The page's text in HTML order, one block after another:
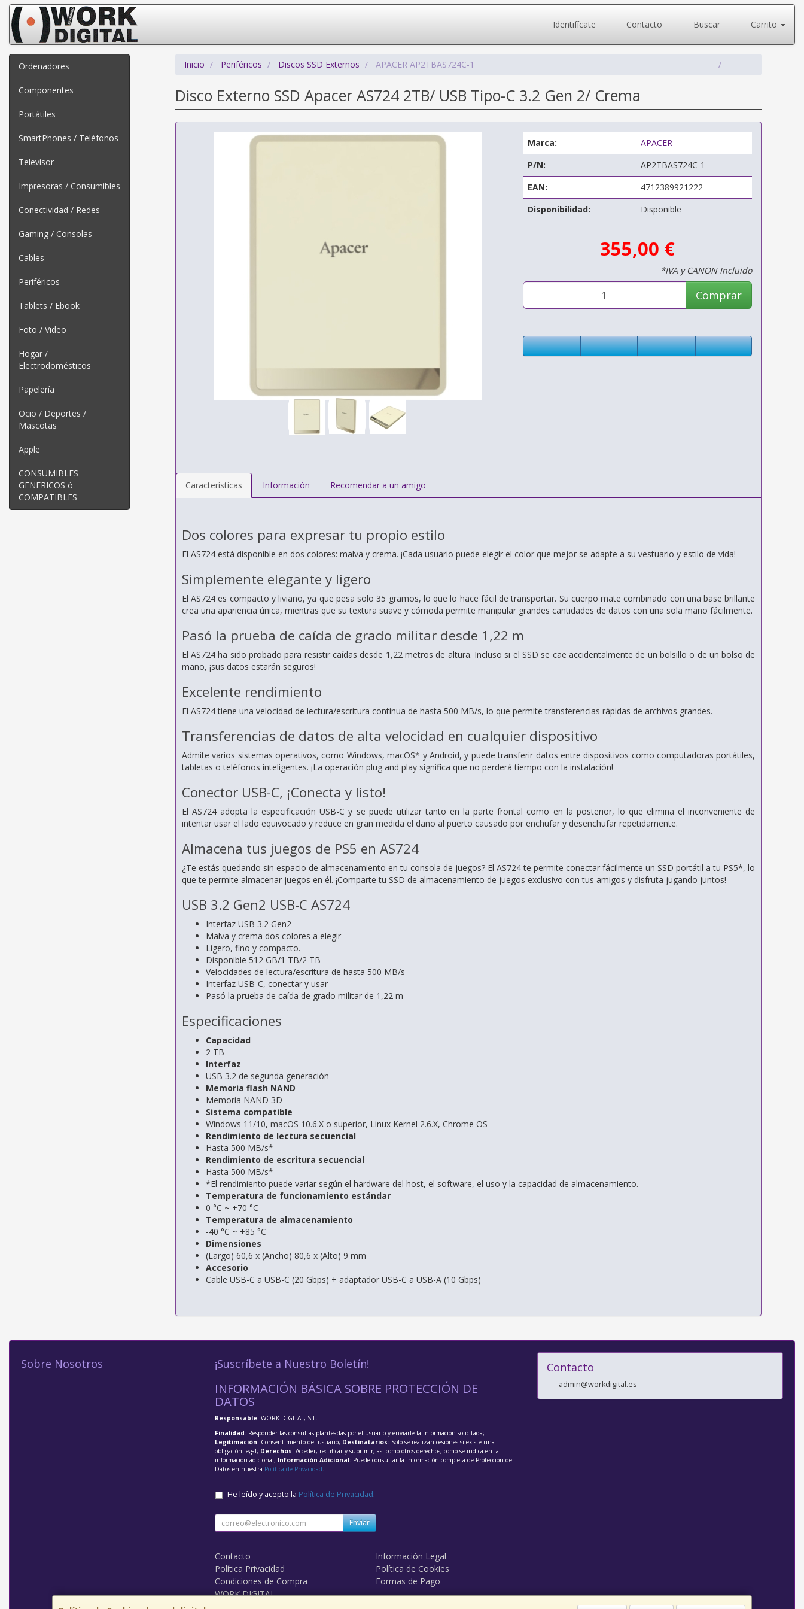
Identifícate Contacto Buscar Carrito
Ordenadores
Componentes
Portátiles
SmartPhones / Teléfonos
Televisor
Impresoras / Consumibles
Conectividad / Redes
Gaming / Consolas
Cables
Periféricos
Tablets / Ebook
Foto / Video
Hogar /
Electrodomésticos
Papelería
Ocio / Deportes /
Mascotas
Apple
CONSUMIBLES
GENERICOS ó
COMPATIBLES
Inicio Periféricos Discos SSD Externos APACER AP2TBAS724C-1
Disco Externo SSD Apacer AS724 2TB/ USB Tipo-C 3.2 Gen 2/ Crema
Marca:
APACER
P/N:
AP2TBAS724C-1
EAN:
4712389921222
Disponibilidad:
Disponible
355,00 €
*IVA y CANON Incluido
Comprar
Características Información Recomendar a un amigo
Dos colores para expresar tu propio estilo
El AS724 está disponible en dos colores: malva y crema. ¡Cada usuario puede elegir el color que mejor se adapte a su vestuario y estilo de vida!
Simplemente elegante y ligero
El AS724 es compacto y liviano, ya que pesa solo 35 gramos, lo que lo hace fácil de transportar. Su cuerpo mate combinado con una base brillante
crea una apariencia única, mientras que su textura suave y cómoda permite manipular grandes cantidades de datos con una sola mano fácilmente.
Pasó la prueba de caída de grado militar desde 1,22 m
El AS724 ha sido probado para resistir caídas desde 1,22 metros de altura. Incluso si el SSD se cae accidentalmente de un bolsillo o de un bolso de
mano, ¡sus datos estarán seguros!
Excelente rendimiento
El AS724 tiene una velocidad de lectura/escritura continua de hasta 500 MB/s, lo que permite transferencias rápidas de archivos grandes.
Transferencias de datos de alta velocidad en cualquier dispositivo
Admite varios sistemas operativos, como Windows, macOS* y Android, y puede transferir datos entre dispositivos como computadoras portátiles,
tabletas o teléfonos inteligentes. ¡La operación plug and play significa que no perderá tiempo con la instalación!
Conector USB-C, ¡Conecta y listo!
El AS724 adopta la especificación USB-C y se puede utilizar tanto en la parte frontal como en la posterior, lo que elimina el inconveniente de
intentar usar el lado equivocado y reduce en gran medida el daño al puerto causado por enchufar y desenchufar repetidamente.
Almacena tus juegos de PS5 en AS724
¿Te estás quedando sin espacio de almacenamiento en tu consola de juegos? El AS724 te permite conectar fácilmente un SSD portátil a tu PS5*, lo
que te permite almacenar juegos en él. ¡Comparte tu SSD de almacenamiento de juegos exclusivo con tus amigos y disfruta jugando juntos!
USB 3.2 Gen2 USB-C AS724
Interfaz USB 3.2 Gen2
Malva y crema dos colores a elegir
Ligero, fino y compacto.
Disponible 512 GB/1 TB/2 TB
Velocidades de lectura/escritura de hasta 500 MB/s
Interfaz USB-C, conectar y usar
Pasó la prueba de caída de grado militar de 1,22 m
Especificaciones
Capacidad
2 TB
Interfaz
USB 3.2 de segunda generación
Memoria flash NAND
Memoria NAND 3D
Sistema compatible
Windows 11/10, macOS 10.6.X o superior, Linux Kernel 2.6.X, Chrome OS
Rendimiento de lectura secuencial
Hasta 500 MB/s*
Rendimiento de escritura secuencial
Hasta 500 MB/s*
*El rendimiento puede variar según el hardware del host, el software, el uso y la capacidad de almacenamiento.
Temperatura de funcionamiento estándar
0 °C ~ +70 °C
Temperatura de almacenamiento
-40 °C ~ +85 °C
Dimensiones
(Largo) 60,6 x (Ancho) 80,6 x (Alto) 9 mm
Accesorio
Cable USB-C a USB-C (20 Gbps) + adaptador USB-C a USB-A (10 Gbps)
Sobre Nosotros ¡Suscríbete a Nuestro Boletín!
INFORMACIÓN BÁSICA SOBRE PROTECCIÓN DE
DATOS
Responsable: WORK DIGITAL, S.L.
Finalidad: Responder las consultas planteadas por el usuario y enviarle la información solicitada;
Legitimación: Consentimiento del usuario; Destinatarios: Solo se realizan cesiones si existe una
obligación legal; Derechos: Acceder, rectificar y suprimir, así como otros derechos, como se indica en la
información adicional; Información Adicional: Puede consultar la información completa de Protección de
Datos en nuestra Política de Privacidad.
He leído y acepto la Política de Privacidad.
Enviar
Contacto
Información Legal
Política Privacidad
Política de Cookies
Condiciones de Compra
Formas de Pago
WORK DIGITAL
Contacto
admin@workdigital.es